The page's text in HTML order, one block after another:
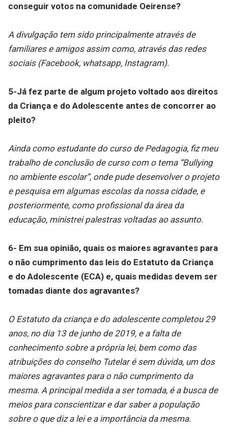
conseguir votos na comunidade Oeirense?
A divulgação tem sido principalmente através de
familiares e amigos assim como, através das redes
sociais (Facebook, whatsapp, Instagram).
5-Já fez parte de algum projeto voltado aos direitos
da Criança e do Adolescente antes de concorrer ao
pleito?
Ainda como estudante do curso de Pedagogia, fiz meu
trabalho de conclusão de curso com o tema “Bullying
no ambiente escolar”, onde pude desenvolver o projeto
e pesquisa em algumas escolas da nossa cidade, e
posteriormente, como profissional da área da
educação, ministrei palestras voltadas ao assunto.
6- Em sua opinião, quais os maiores agravantes para
o não cumprimento das leis do Estatuto da Criança
e do Adolescente (ECA) e, quais medidas devem ser
tomadas diante dos agravantes?
O Estatuto da criança e do adolescente completou 29
anos, no dia 13 de junho de 2019, e a falta de
conhecimento sobre a própria lei, bem como das
atribuições do conselho Tutelar é sem dúvida, um dos
maiores agravantes para o não cumprimento da
mesma. A principal medida a ser tomada, é a busca de
meios para conscientizar e dar saber a população
sobre o que diz a lei e a importância da mesma.